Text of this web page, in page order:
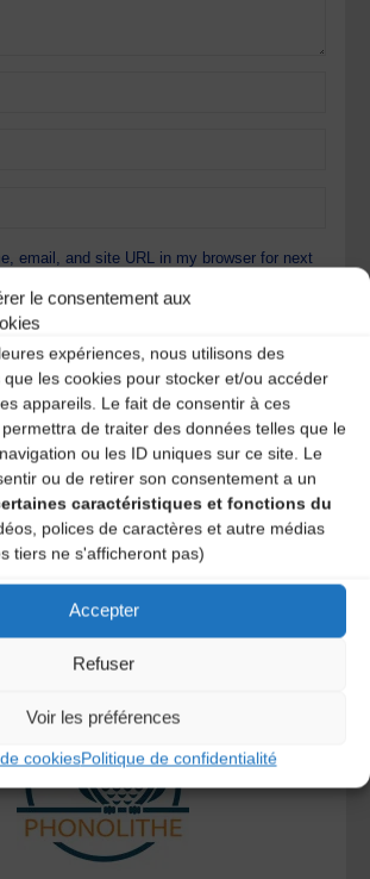
le consentement aux
expériences, nous utilisons des
les cookies pour stocker et/ou accéder
appareils. Le fait de consentir à ces
de traiter des données telles que le
ou les ID uniques sur ce site. Le
ou de retirer son consentement a un
caractéristiques et fonctions du
polices de caractères et autre médias
tiers ne s'afficheront pas)
Accepter
Refuser
Voir les préférences
cookiesPolitique de confidentialité
email, and site URL in my browser for next
pour réduire les indésirables.
façon dont les données de vos
traitées.
A DECOUVRIR :